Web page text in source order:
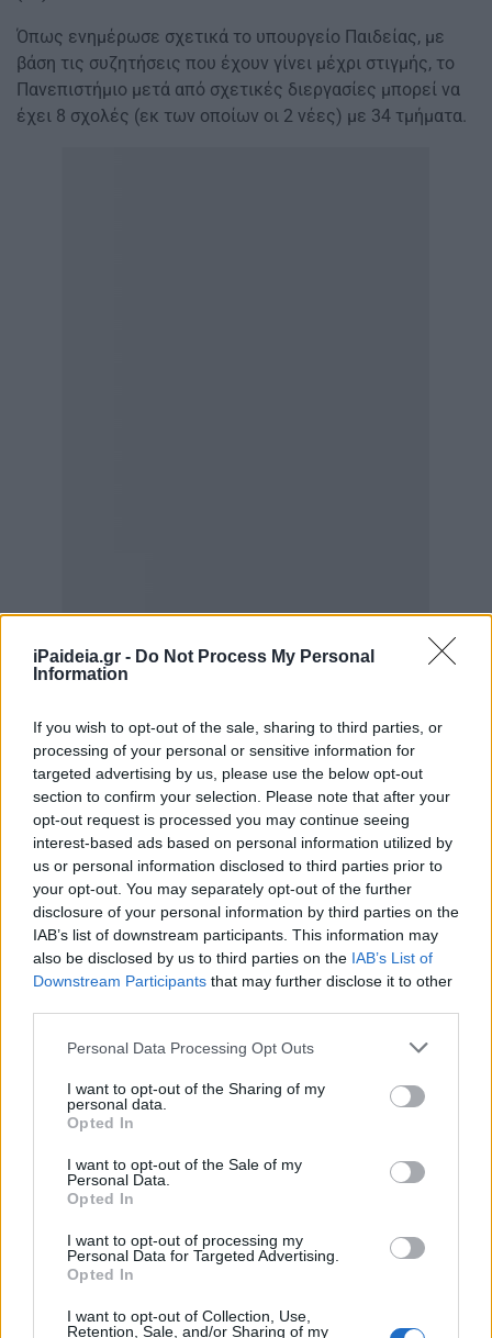
iPaideia.gr - Do Not Process My Personal
Information
If you wish to opt-out of the sale, sharing to third parties, or
processing of your personal or sensitive information for
targeted advertising by us, please use the below opt-out
section to confirm your selection. Please note that after your
opt-out request is processed you may continue seeing
interest-based ads based on personal information utilized by
us or personal information disclosed to third parties prior to
your opt-out. You may separately opt-out of the further
disclosure of your personal information by third parties on the
IAB’s list of downstream participants. This information may
also be disclosed by us to third parties on the IAB’s List of
Downstream Participants that may further disclose it to other
Please note that this website/app uses one or more Google
not limited to your visit or usage behaviour. You may click to
grant or deny consent to Google and its third-party tags to
use your data for below specified purposes in below Google
consent section.
Personal Data Processing Opt Outs
I want to opt-out of the Sharing of my
personal data.
Opted In
I want to opt-out of the Sale of my
Personal Data.
Opted In
I want to opt-out of processing my
Personal Data for Targeted Advertising.
Opted In
I want to opt-out of Collection, Use,
Retention, Sale, and/or Sharing of my
Όπως ενημέρωσε σχετικά το υπουργείο Παιδείας, με
βάση τις συζητήσεις που έχουν γίνει μέχρι στιγμής, το
Πανεπιστήμιο μετά από σχετικές διεργασίες μπορεί να
έχει 8 σχολές (εκ των οποίων οι 2 νέες) με 34 τμήματα.
Οι σχολές θα κατανέμονται ως εξής:
Τρεις στο Βόλο, τρεις στη Λάρισα, και από μία σε
Τρίκαλα και Λαμία.
Όσον αφορά στα τμήματα, προτείνεται να υπάρχουν 14
στο Βόλο (από 12 που είναι σήμερα), 10 στη Λάρισα (2
σήμερα), 5 στη Λαμία (2 σήμερα), 4 στην Καρδίτσα (1
σήμερα) και 1 στα Τρίκαλα (όσα και σήμερα).
και σχετική απόφαση του Εθνικού και Καποδιστριακού
Πανεπιστημίου Αθηνών για συνέργειες με το ΤΕΙ